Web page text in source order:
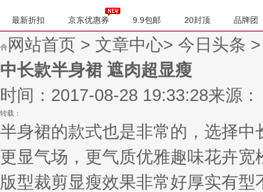
最新折扣 京东优惠券 9.9包邮 20封顶 品牌团
网站首页 > 文章中心> 今日头条
中长款半身裙 遮肉超显瘦
时间：2017-08-28 19:33:28来源：
转载：
半身裙的款式也是非常的，选择
更显气场，更气质优雅趣味花卉
版型裁剪显瘦效果非常好厚实有